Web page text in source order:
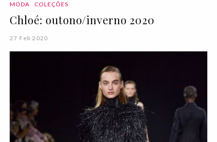
MODA COLEÇÕES
Chloé: outono/inverno 2020
27 Feb 2020